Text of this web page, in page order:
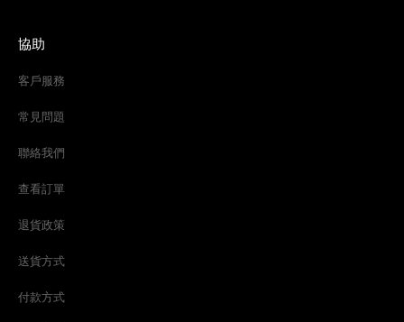
協助
客戶服務
常見問題
聯絡我們
查看訂單
退貨政策
送貨方式
付款方式